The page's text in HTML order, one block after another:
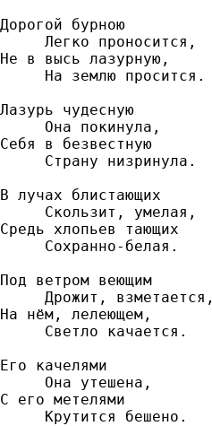
Дорогой бурною
‎‎     Легко проносится,
Не в высь лазурную,
‎‎     На землю просится.
Лазурь чудесную
‎     Она покинула,
Себя в безвестную
‎‎     Страну низринула.
В лучах блистающих
‎‎     Скользит, умелая,
Средь хлопьев тающих
‎‎     Сохранно-белая.
Под ветром веющим
‎‎     Дрожит, взметается,
На нём, лелеющем,
‎     Светло качается.
Его качелями
‎‎     Она утешена,
С его метелями
‎‎     Крутится бешено.